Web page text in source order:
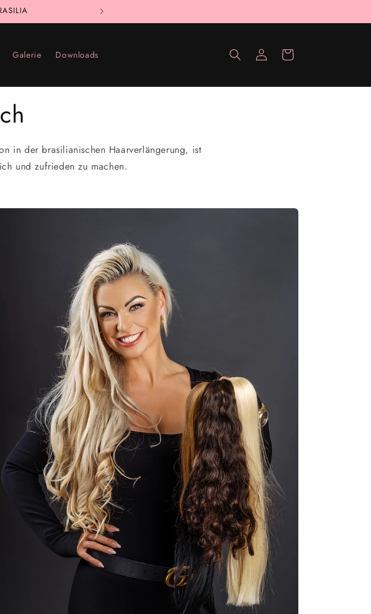
Galerie Downloads EinloggenWarenkorb
in der brasilianischen Haarverlängerung, ist
und zufrieden zu machen.